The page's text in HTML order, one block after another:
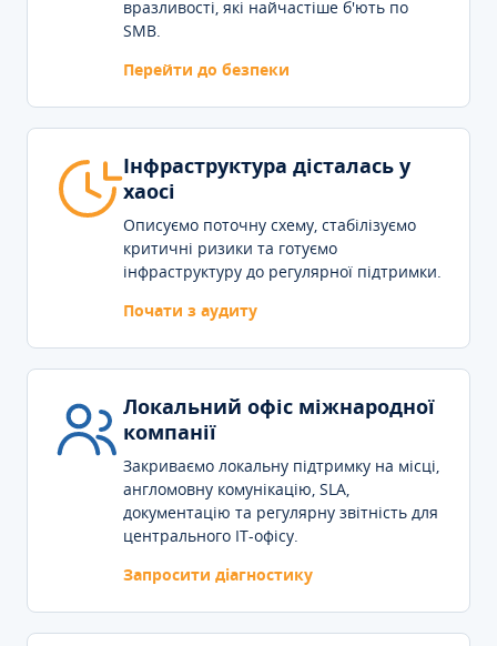
вразливості, які найчастіше б'ють по
SMB.
Перейти до безпеки
Інфраструктура дісталась у
хаосі
Описуємо поточну схему, стабілізуємо
критичні ризики та готуємо
інфраструктуру до регулярної підтримки.
Почати з аудиту
Локальний офіс міжнародної
компанії
Закриваємо локальну підтримку на місці,
англомовну комунікацію, SLA,
документацію та регулярну звітність для
центрального IT-офісу.
Запросити діагностику